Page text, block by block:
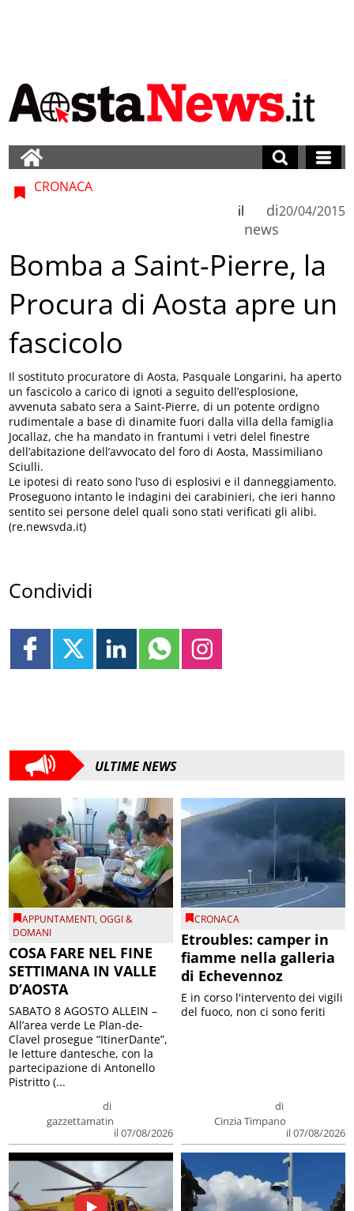
CRONACA
di
news
il 20/04/2015
Bomba a Saint-Pierre, la
Procura di Aosta apre un
fascicolo
Il sostituto procuratore di Aosta, Pasquale Longarini, ha aperto
un fascicolo a carico di ignoti a seguito dell’esplosione,
avvenuta sabato sera a Saint-Pierre, di un potente ordigno
rudimentale a base di dinamite fuori dalla villa della famiglia
Jocallaz, che ha mandato in frantumi i vetri delel finestre
dell’abitazione dell’avvocato del foro di Aosta, Massimiliano
Sciulli.
Le ipotesi di reato sono l’uso di esplosivi e il danneggiamento.
Proseguono intanto le indagini dei carabinieri, che ieri hanno
sentito sei persone delel quali sono stati verificati gli alibi.
(re.newsvda.it)
Condividi
ULTIME NEWS
APPUNTAMENTI,OGGI &
DOMANI
COSA FARE NEL FINE
SETTIMANA IN VALLE
D’AOSTA
di
gazzettamatin
il 07/08/2026
SABATO 8 AGOSTO ALLEIN –
All’area verde Le Plan-de-
Clavel prosegue “ItinerDante”,
le letture dantesche, con la
partecipazione di Antonello
Pistritto (...
CRONACA
Etroubles: camper in
fiamme nella galleria
di Echevennoz
di
Cinzia Timpano
il 07/08/2026
E in corso l'intervento dei vigili
del fuoco, non ci sono feriti